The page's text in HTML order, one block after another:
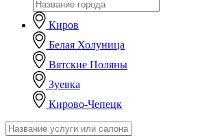
Киров
Белая Холуница
Вятские Поляны
Зуевка
Кирово-Чепецк